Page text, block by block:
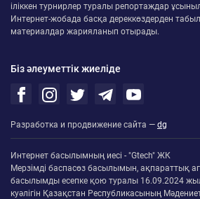
іліккен турнирлер туралы репортаждар
Интернет-жобада басқа дереккөздерден
материалдар жарияланып отырады.
Біз әлеуметтік жиеліде
Разработка и продвижение сайта — dg
Интернет басылымның иесі - "Gtech" ЖК
Мерзімді баспасөз басылымын, ақпараттық
басылымды есепке қою туралы 16.09.2024
куәлігін Қазақстан Республикасының